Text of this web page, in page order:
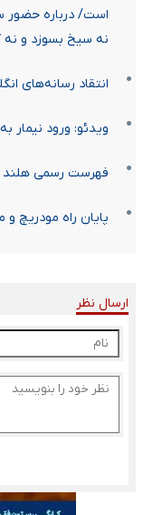
است/ درباره حضور
نه سیخ بسوزد و نه
انتقاد رسانه‌های
ویدئو: ورود نیمار
فهرست رسمی هلند برای
پایان راه مودریچ و
ارسال نظر